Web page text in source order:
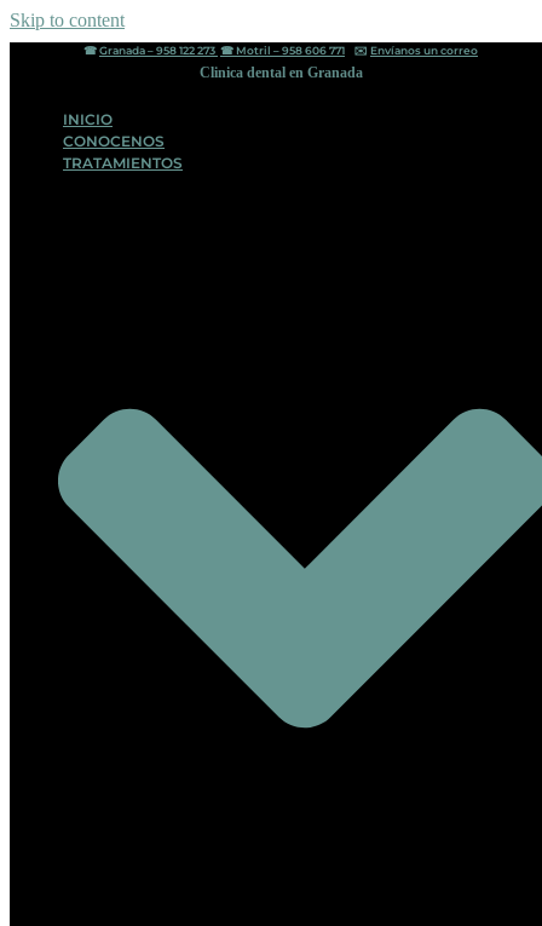
Skip to content
☎︎Granada – 958 122 273 ☎︎ Motril – 958 606 771 ✉️ Envíanos un correo
Clinica dental en Granada
INICIO
CONOCENOS
TRATAMIENTOS